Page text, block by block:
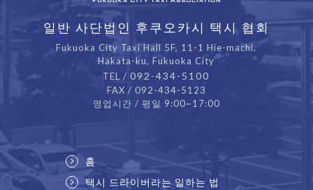
일반 사단법인 후쿠오카시 택시 협회
Fukuoka City Taxi Hall 5F, 11-1 Hie-machi,
Hakata-ku, Fukuoka City
TEL /092-434-5100
FAX / 092-434-5123
영업시간 / 평일 9:00~17:00
홈
택시 드라이버라는 일하는 법